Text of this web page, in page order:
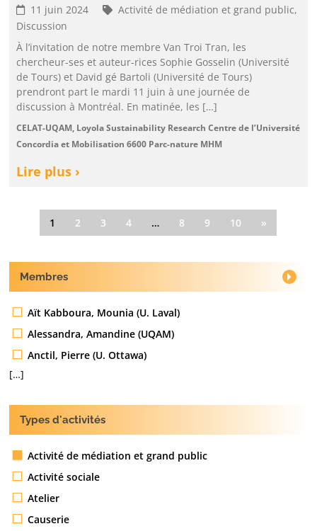
11 juin 2024
Activité de médiation et grand public,
Discussion
À l’invitation de notre membre Van Troi Tran, les
chercheur-ses et auteur-rices Sophie Gosselin (Université
de Tours) et David gé Bartoli (Université de Tours)
prendront part le mardi 11 juin à une journée de
discussion à Montréal. En matinée, les […]
CELAT-UQAM, Loyola Sustainability Research Centre de l’Université
Concordia et Mobilisation 6600 Parc-nature MHM
Lire plus ›
1 2 3 4 … 8 9 10 »
Membres
Aït Kabboura, Mounia (U. Laval)
Alessandra, Amandine (UQAM)
Anctil, Pierre (U. Ottawa)
[…]
Types d'activités
Activité de médiation et grand public
Activité sociale
Atelier
Causerie